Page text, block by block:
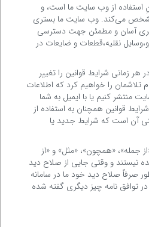
استفاده از وب سایت ما است، و
مشخص می‌کند. وب سایت ما بستری
آسان و مطمئن جهت دسترسی
نقلیه،قطعات و ضایعات در
هر زمانی شرایط قوانین را تغییر
تلاشمان را خواهیم کرد که اطلاعات
منتشر کنیم یا با ایمیل به شما
قوانین همچنان به استفاده از
آن است که شرایط جدید یا
جمله»، «همچون»، «مثل» و «از
نیستند و وقتی جایی از صلاح دید
صرفاً صلاح دید خود ما در سامانه
توافق نامه چیز دیگری گفته شده